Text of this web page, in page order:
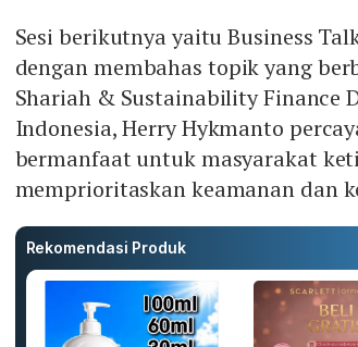
Sesi berikutnya yaitu Business
dengan membahas topik yang
Shariah & Sustainability Finance
Indonesia, Herry Hykmanto
bermanfaat untuk masyarakat
memprioritaskan keamanan dan
Rekomendasi Produk